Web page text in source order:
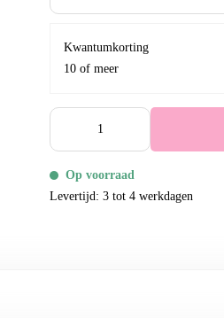
Kwantumkorting
10 of meer
Op voorraad
Levertijd: 3 tot 4 werkdagen